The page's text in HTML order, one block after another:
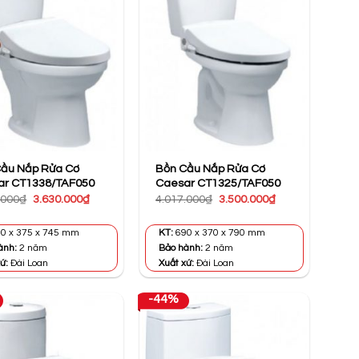
Nắp Rửa Cơ
CT1338/TAF050
₫ Giá
4.676.000₫.
3.630.000₫Giá
x 375 x 745 mm
2 năm
Đài Loan
Bồn Cầu Nắp Rửa Cơ
Caesar CT1325/TAF050
4.017.000₫ Giá
4.017.000₫.
3.500.000₫Giá
KT:690 x 370 x 790 mm
Bảo hành: 2 năm
Xuất xứ:Đài Loan
-44%